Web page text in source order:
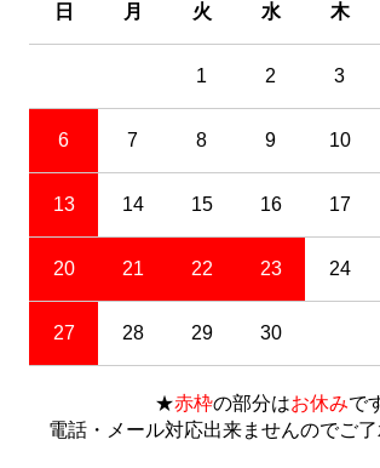
日 月 火 水 木
1 2 3
6 7 8 9 10
13 14 15 16 17
20 21 22 23 24
27 28 29 30
★赤枠の部分はお休みで
電話・メール対応出来ませんのでご了